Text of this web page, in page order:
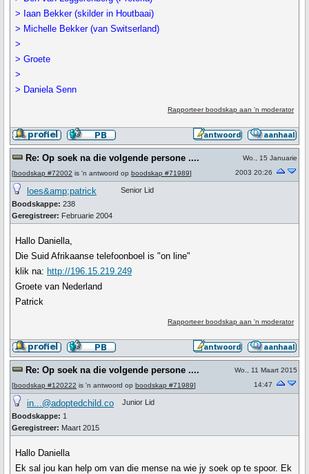
> Iaan Bekker (skilder in Houtbaai)
> Michelle Bekker (van Switserland)
>
> Groete
>
> Daniela Senn
Rapporteer boodskap aan 'n moderator
Re: Op soek na die volgende persone ....
[boodskap #72002 is 'n antwoord op boodskap #71989]
Wo., 15 Januarie
2003 20:26
loes&amp;patrick
Boodskappe: 238
Geregistreer: Februarie 2004
Senior Lid
Hallo Daniella,
Die Suid Afrikaanse telefoonboel is "on line"
klik na: http://196.15.219.249
Groete van Nederland
Patrick
Rapporteer boodskap aan 'n moderator
Re: Op soek na die volgende persone ....
[boodskap #120222 is 'n antwoord op boodskap #71989]
Wo., 11 Maart 2015
14:47
in...@adoptedchild.co
Boodskappe: 1
Geregistreer: Maart 2015
Junior Lid
Hallo Daniella
Ek sal jou kan help om van die mense na wie jy soek op te spoor. Ek